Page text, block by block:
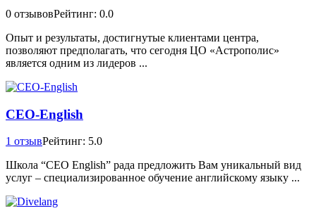
0 отзывовРейтинг: 0.0
Опыт и результаты, достигнутые клиентами центра,
позволяют предполагать, что сегодня ЦО «Астрополис»
является одним из лидеров ...
CEO-English
1 отзывРейтинг: 5.0
Школа “CEO English” рада предложить Вам уникальный вид
услуг – специализированное обучение английскому языку ...